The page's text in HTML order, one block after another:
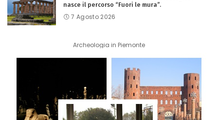
nasce il percorso “Fuori le mura”.
7 Agosto 2026
Archeologia in Piemonte